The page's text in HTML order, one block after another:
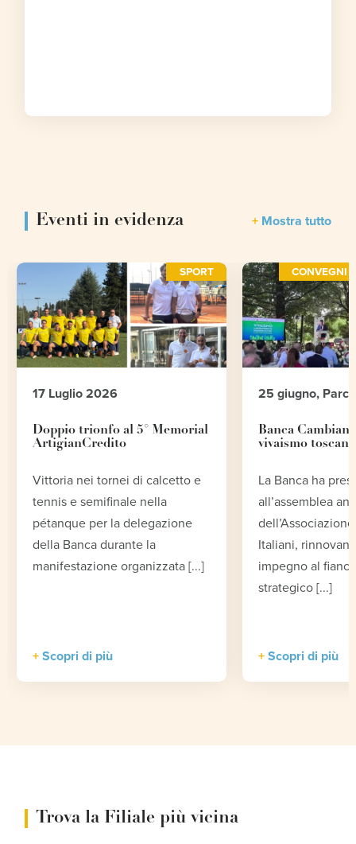
Eventi in evidenza Mostra tutto
SPORT
17 Luglio 2026
Doppio trionfo al 5° Memorial
ArtigianCredito
Vittoria nei tornei di calcetto e
tennis e semifinale nella
pétanque per la delegazione
della Banca durante la
manifestazione organizzata [...]
Scopri di più
CONVEGNI
25 giugno,
Banca
vivaismo toscano
La Banca ha
all’assemblea
Italiani,
impegno al
strategico [...]
Scopri di più
Trova la Filiale più vicina